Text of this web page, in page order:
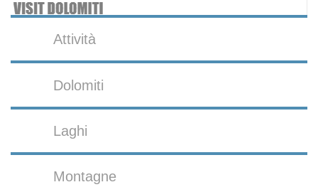
Attività
Dolomiti
Laghi
Montagne